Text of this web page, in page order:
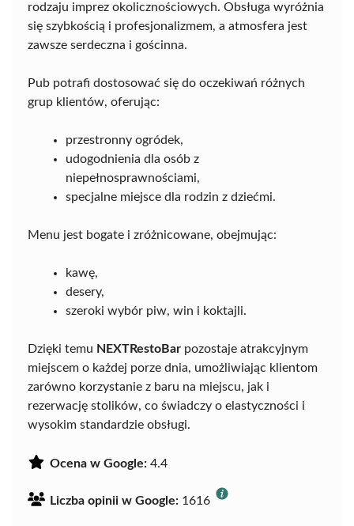
rodzaju imprez okolicznościowych. Obsługa wyróżnia
się szybkością i profesjonalizmem, a atmosfera jest
zawsze serdeczna i gościnna.
Pub potrafi dostosować się do oczekiwań różnych
grup klientów, oferując:
przestronny ogródek,
udogodnienia dla osób z
niepełnosprawnościami,
specjalne miejsce dla rodzin z dziećmi.
Menu jest bogate i zróżnicowane, obejmując:
kawę,
desery,
szeroki wybór piw, win i koktajli.
Dzięki temu NEXTRestoBar pozostaje atrakcyjnym
miejscem o każdej porze dnia, umożliwiając klientom
zarówno korzystanie z baru na miejscu, jak i
rezerwację stolików, co świadczy o elastyczności i
wysokim standardzie obsługi.
Ocena w Google: 4.4
Liczba opinii w Google: 1616